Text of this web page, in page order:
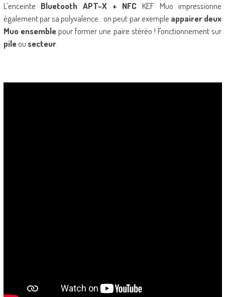
L’enceinte Bluetooth APT-X + NFC KEF Muo impressionne
également par sa polyvalence : on peut par exemple appairer deux
Muo ensemblepour former une paire stéréo ! Fonctionnement sur
pileousecteur.